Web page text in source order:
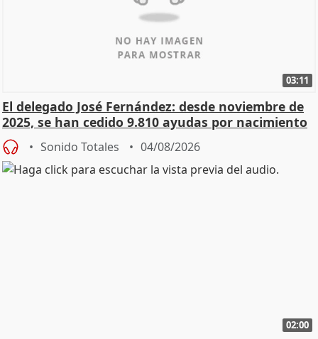
03:11
El delegado José Fernández: desde noviembre de
2025, se han cedido 9.810 ayudas por nacimiento
Sonido Totales 04/08/2026
02:00